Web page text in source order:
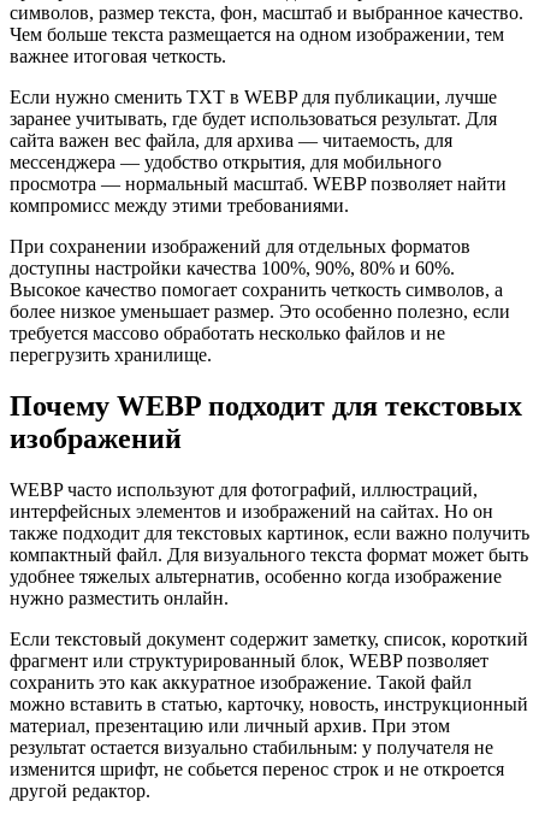
символов, размер текста, фон, масштаб и выбранное качество.
Чем больше текста размещается на одном изображении, тем
важнее итоговая четкость.
Если нужно сменить TXT в WEBP для публикации, лучше
заранее учитывать, где будет использоваться результат. Для
сайта важен вес файла, для архива — читаемость, для
мессенджера — удобство открытия, для мобильного
просмотра — нормальный масштаб. WEBP позволяет найти
компромисс между этими требованиями.
При сохранении изображений для отдельных форматов
доступны настройки качества 100%, 90%, 80% и 60%.
Высокое качество помогает сохранить четкость символов, а
более низкое уменьшает размер. Это особенно полезно, если
требуется массово обработать несколько файлов и не
перегрузить хранилище.
Почему WEBP подходит для текстовых
изображений
WEBP часто используют для фотографий, иллюстраций,
интерфейсных элементов и изображений на сайтах. Но он
также подходит для текстовых картинок, если важно получить
компактный файл. Для визуального текста формат может быть
удобнее тяжелых альтернатив, особенно когда изображение
нужно разместить онлайн.
Если текстовый документ содержит заметку, список, короткий
фрагмент или структурированный блок, WEBP позволяет
сохранить это как аккуратное изображение. Такой файл
можно вставить в статью, карточку, новость, инструкционный
материал, презентацию или личный архив. При этом
результат остается визуально стабильным: у получателя не
изменится шрифт, не собьется перенос строк и не откроется
другой редактор.